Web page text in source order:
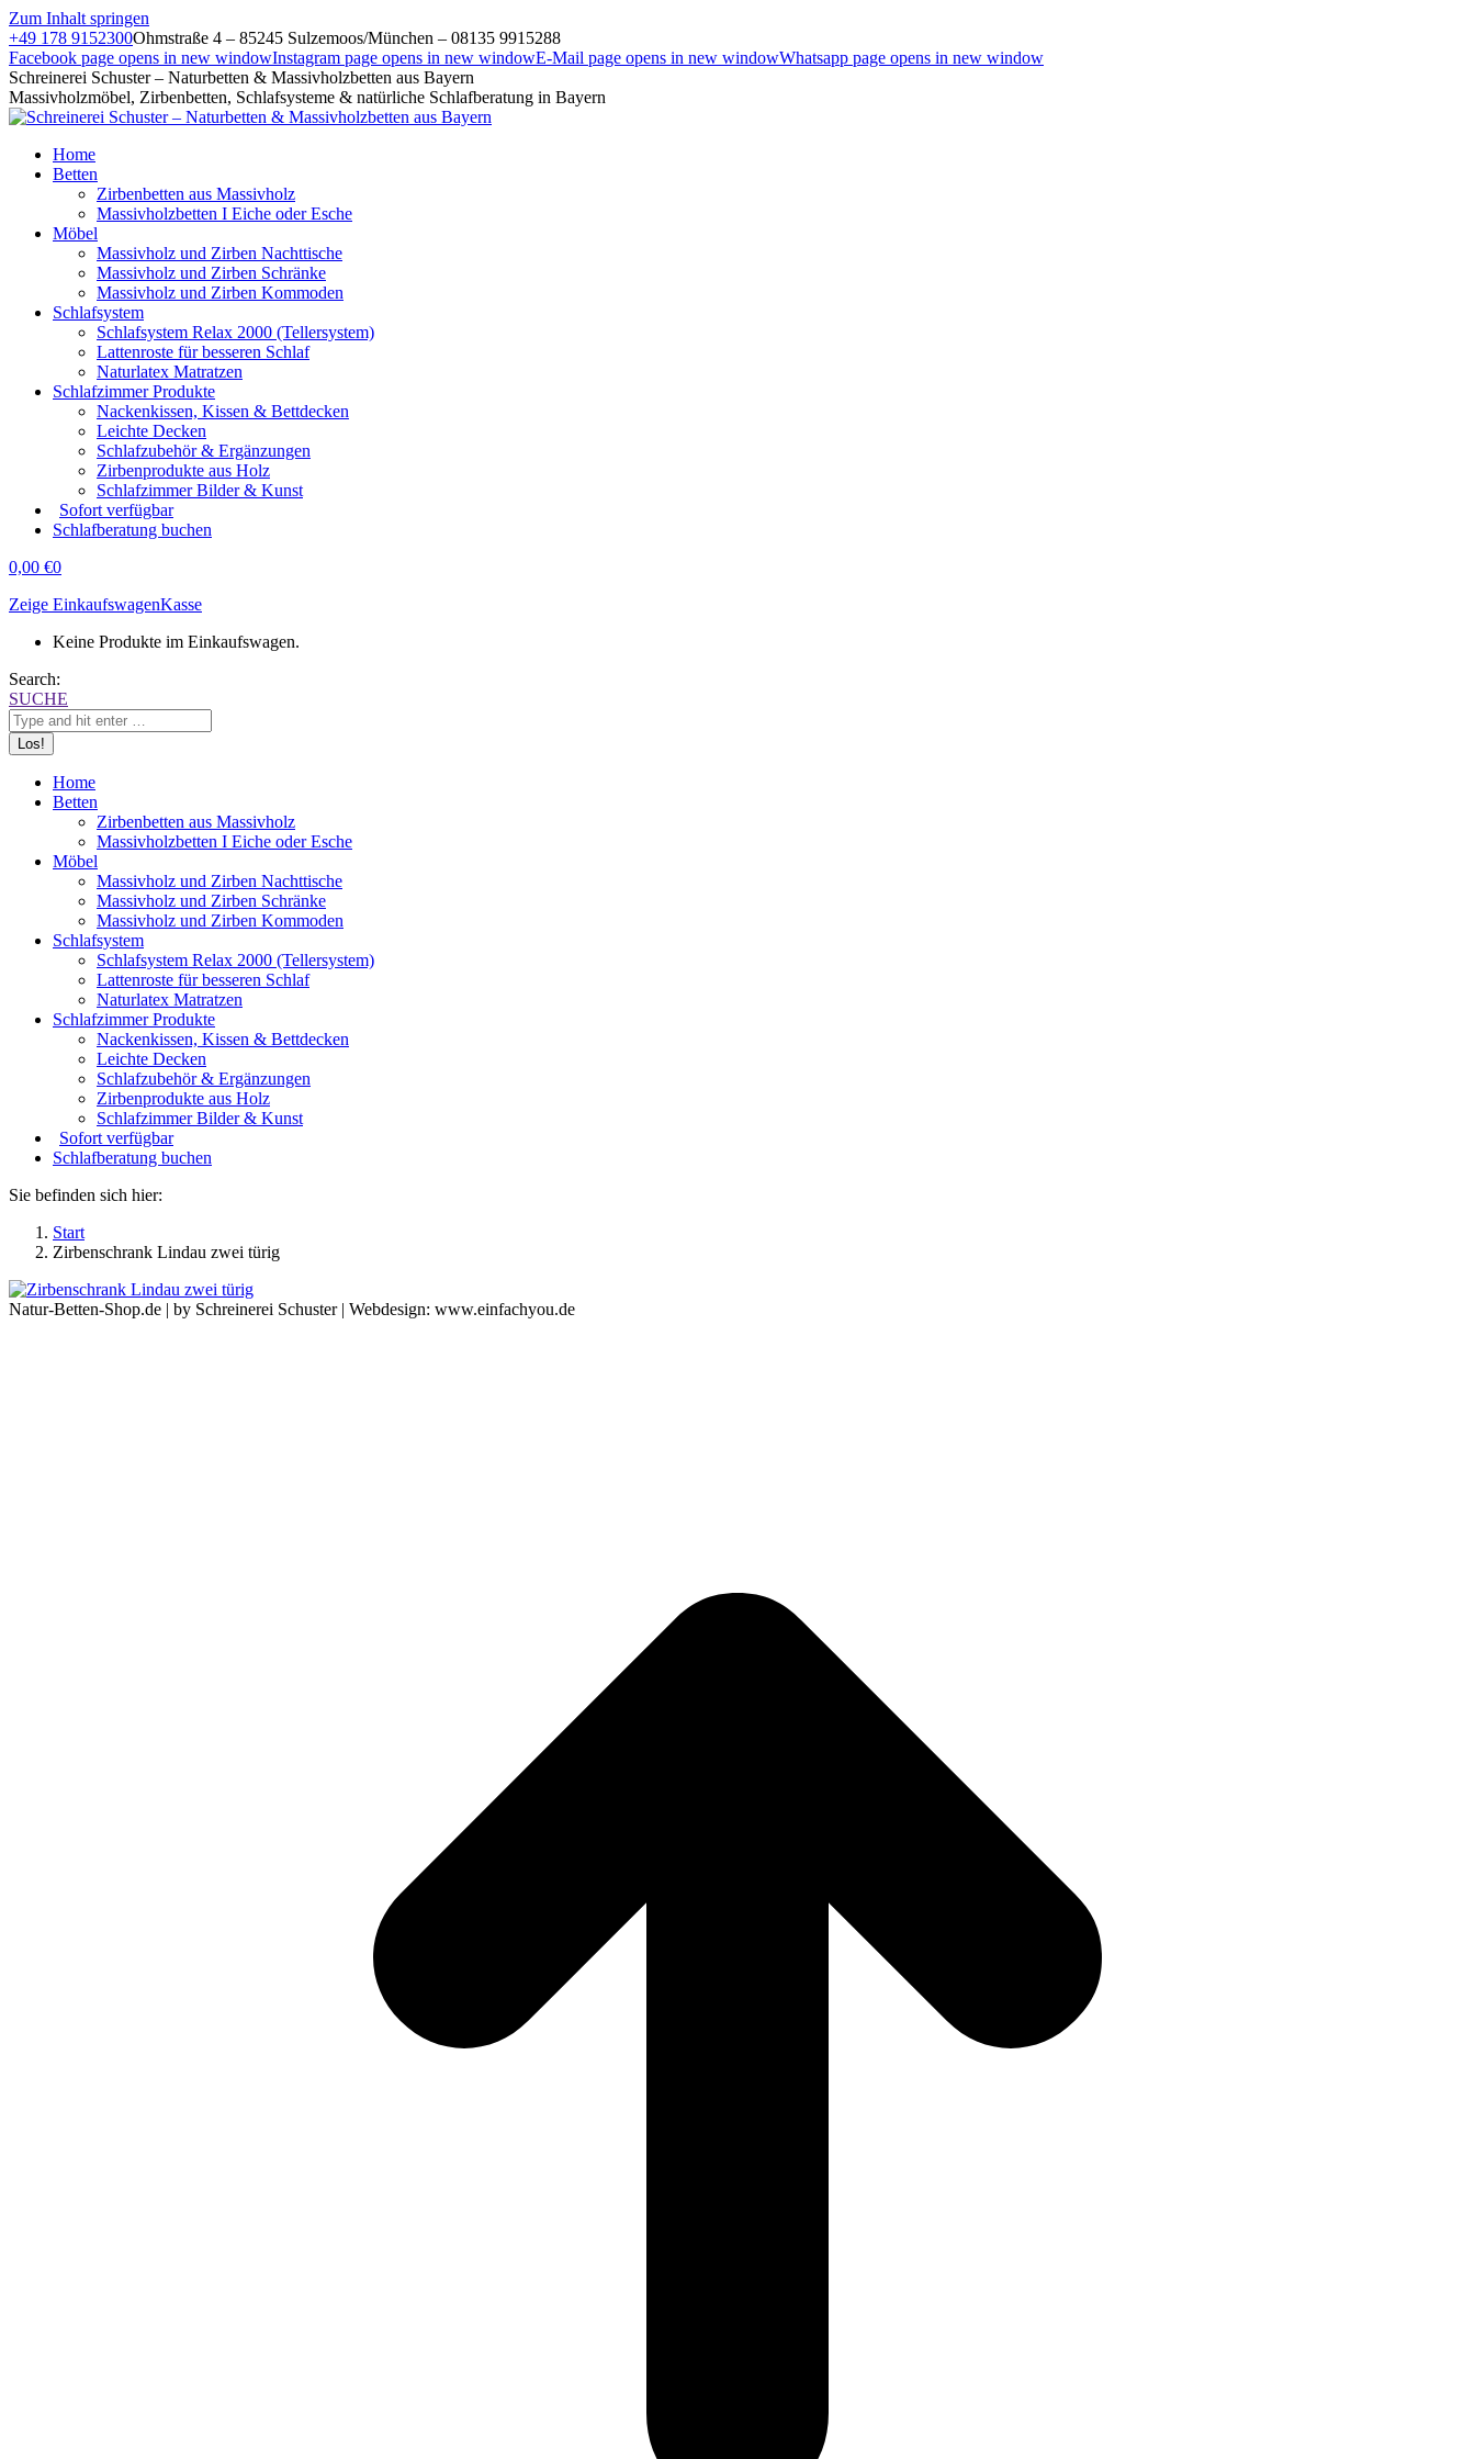
Zum Inhalt springen
+49 178 9152300Ohmstraße 4 – 85245 Sulzemoos/München – 08135 9915288
Facebook page opens in new windowInstagram page opens in new windowE-Mail page opens in new windowWhatsapp page opens in new window
Schreinerei Schuster – Naturbetten & Massivholzbetten aus Bayern
Massivholzmöbel, Zirbenbetten, Schlafsysteme & natürliche Schlafberatung in Bayern
Home
Betten
Zirbenbetten aus Massivholz
Massivholzbetten I Eiche oder Esche
Möbel
Massivholz und Zirben Nachttische
Massivholz und Zirben Schränke
Massivholz und Zirben Kommoden
Schlafsystem
Schlafsystem Relax 2000 (Tellersystem)
Lattenroste für besseren Schlaf
Naturlatex Matratzen
Schlafzimmer Produkte
Nackenkissen, Kissen & Bettdecken
Leichte Decken
Schlafzubehör & Ergänzungen
Zirbenprodukte aus Holz
Schlafzimmer Bilder & Kunst
Sofort verfügbar
Schlafberatung buchen
0,00 €0
Zeige EinkaufswagenKasse
Keine Produkte im Einkaufswagen.
Search:
SUCHE
Home
Betten
Zirbenbetten aus Massivholz
Massivholzbetten I Eiche oder Esche
Möbel
Massivholz und Zirben Nachttische
Massivholz und Zirben Schränke
Massivholz und Zirben Kommoden
Schlafsystem
Schlafsystem Relax 2000 (Tellersystem)
Lattenroste für besseren Schlaf
Naturlatex Matratzen
Schlafzimmer Produkte
Nackenkissen, Kissen & Bettdecken
Leichte Decken
Schlafzubehör & Ergänzungen
Zirbenprodukte aus Holz
Schlafzimmer Bilder & Kunst
Sofort verfügbar
Schlafberatung buchen
Sie befinden sich hier:
Start
Zirbenschrank Lindau zwei türig
Natur-Betten-Shop.de | by Schreinerei Schuster | Webdesign: www.einfachyou.de